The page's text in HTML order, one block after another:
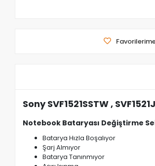
Sony SVF1521SSTW ,
Notebook Bataryası Değiştirme
Batarya Hızla Boşalıyor
Şarj Almıyor
Batarya Tanınmıyor